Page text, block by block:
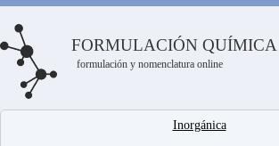
FORMULACIÓN QUÍMICA
formulación y nomenclatura online
Inorgánica